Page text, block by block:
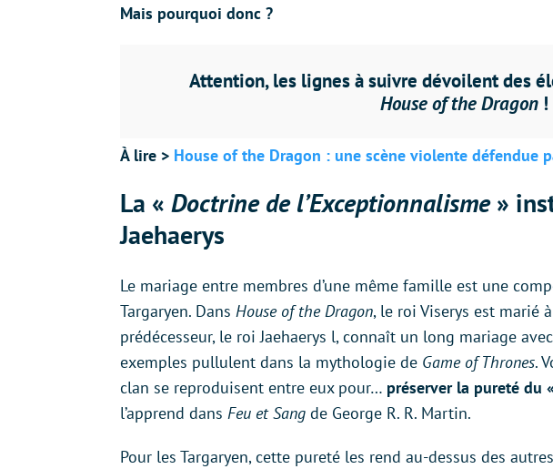
Mais pourquoi donc ?
Attention, les lignes à suivre dévoilent des
House of the Dragon!
À lire > House of the Dragon : une scène violente défendue
La « Doctrine de l’Exceptionnalisme»
Jaehaerys
Le mariage entre membres d’une même famille est une
Targaryen. Dans House of the Dragon, le roi Viserys est marié
prédécesseur, le roi Jaehaerys l, connaît un long mariage
exemples pullulent dans la mythologie de Game of Thrones.
clan se reproduisent entre eux pour… préserver la pureté du «
l’apprend dans Feu et Sang de George R. R. Martin.
Pour les Targaryen, cette pureté les rend au-dessus des